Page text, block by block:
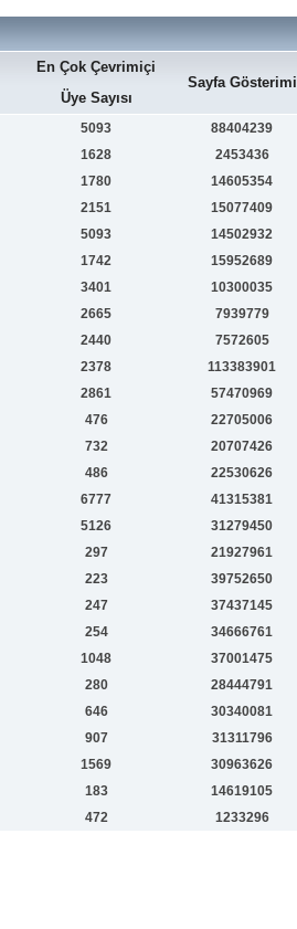
En Çok Çevrimiçi
Üye Sayısı
Sayfa Gösterimi
5093
88404239
1628
2453436
1780
14605354
2151
15077409
5093
14502932
1742
15952689
3401
10300035
2665
7939779
2440
7572605
2378
113383901
2861
57470969
476
22705006
732
20707426
486
22530626
6777
41315381
5126
31279450
297
21927961
223
39752650
247
37437145
254
34666761
1048
37001475
280
28444791
646
30340081
907
31311796
1569
30963626
183
14619105
472 1233296